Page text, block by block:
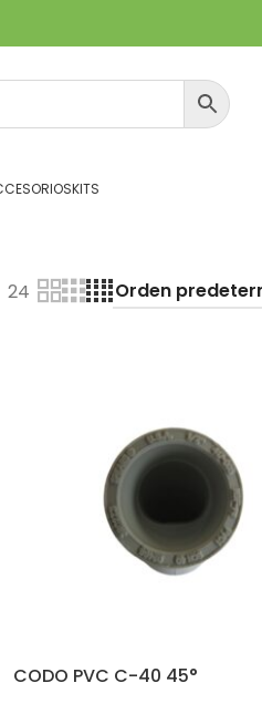
KITS
24
CODO PVC C-40 45°